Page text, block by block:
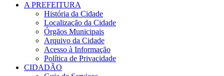
A PREFEITURA
História da Cidade
Localização da Cidade
Órgãos Municipais
Arquivo da Cidade
Acesso à Informação
Política de Privacidade
CIDADÃO